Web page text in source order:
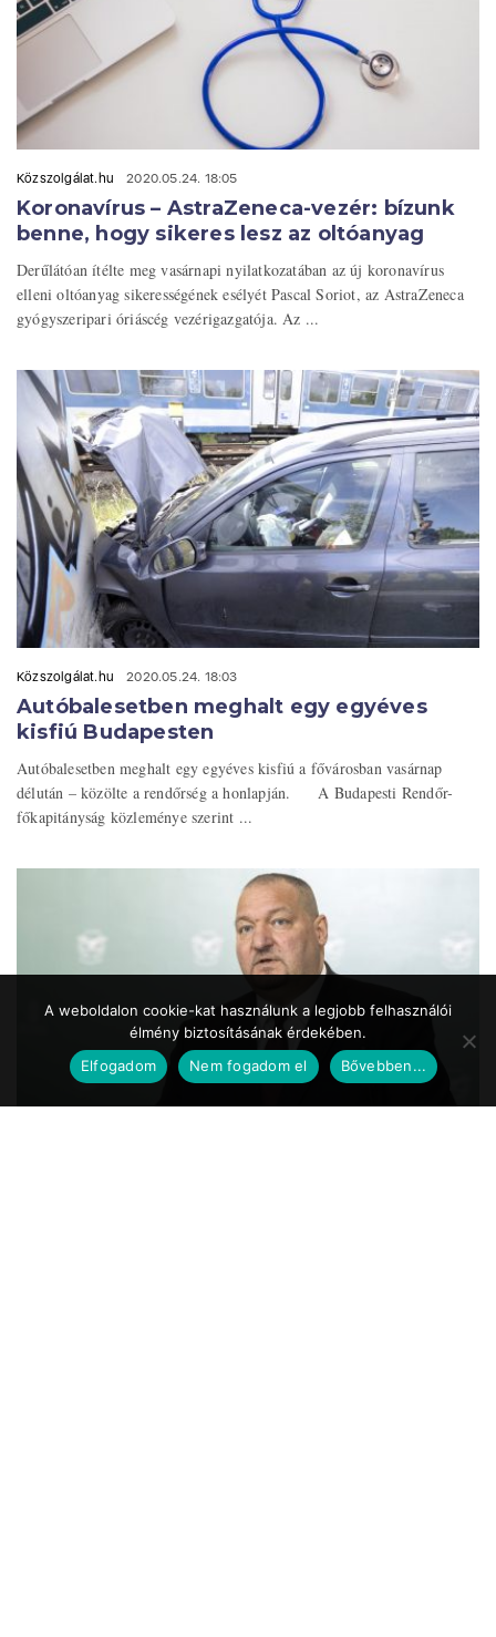
Közszolgálat.hu 2020.05.24. 18:05
Koronavírus – AstraZeneca-vezér: bízunk
benne, hogy sikeres lesz az oltóanyag
Derűlátóan ítélte meg vasárnapi nyilatkozatában az új koronavírus
elleni oltóanyag sikerességének esélyét Pascal Soriot, az AstraZeneca
gyógyszeripari óriáscég vezérigazgatója. Az ...
Közszolgálat.hu 2020.05.24. 18:03
Autóbalesetben meghalt egy egyéves
kisfiú Budapesten
Autóbalesetben meghalt egy egyéves kisfiú a fővárosban vasárnap
délután – közölte a rendőrség a honlapján. A Budapesti Rendőr-
főkapitányság közleménye szerint ...
A weboldalon cookie-kat használunk a legjobb felhasználói
élmény biztosításának érdekében.
Elfogadom
Nem fogadom el Bővebben...